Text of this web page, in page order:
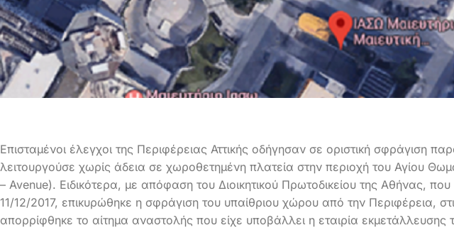
Επισταμένοι έλεγχοι της Περιφέρειας Αττικής οδήγησαν σε οριστική σφράγιση
λειτουργούσε χωρίς άδεια σε χωροθετημένη πλατεία στην περιοχή του Αγίου
– Avenue). Ειδικότερα, με απόφαση του Διοικητικού Πρωτοδικείου της Αθήνας, που
11/12/2017, επικυρώθηκε η σφράγιση του υπαίθριου χώρου από την Περιφέρεια,
απορρίφθηκε το αίτημα αναστολής που είχε υποβάλλει η εταιρία εκμετάλλευσης